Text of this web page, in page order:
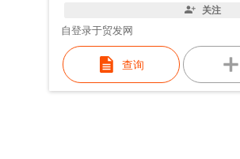
关注
自登录于贸发网
查询